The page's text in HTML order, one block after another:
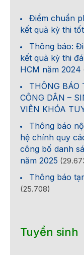
Điểm chuẩn
kết quả kỳ thi
Thông báo:
kết quả kỳ thi
HCM năm 2024
THÔNG BÁO
CÔNG DÂN –
VIÊN KHÓA
Thông báo
hệ chính quy
công bố danh
năm 2025
Thông báo
(25.708)
Tuyển sinh